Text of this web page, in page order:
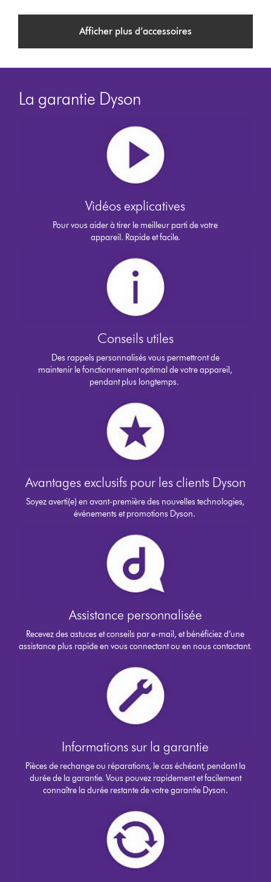
Afficher plus d’accessoires
La garantie Dyson
Vidéos explicatives
Pour vous aider à tirer le meilleur parti de votre
appareil. Rapide et facile.
Conseils utiles
Des rappels personnalisés vous permettront de
maintenir le fonctionnement optimal de votre appareil,
pendant plus longtemps.
Avantages exclusifs pour les clients Dyson
Soyez averti(e) en avant-première des nouvelles technologies,
événements et promotions Dyson.
Assistance personnalisée
Recevez des astuces et conseils par e-mail, et bénéficiez d’une
assistance plus rapide en vous connectant ou en nous contactant.
Informations sur la garantie
Pièces de rechange ou réparations, le cas échéant, pendant la
durée de la garantie. Vous pouvez rapidement et facilement
connaître la durée restante de votre garantie Dyson.